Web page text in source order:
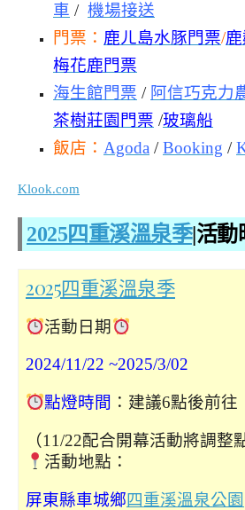
車 / 機場接送
門票： 鹿ㄦ島水豚門票/
梅花鹿門票
海生館門票 / 阿信巧克力
茶樹莊園門票 /玻璃船
飯店： Agoda /Booking /
Klook.com
2025四重溪溫泉季|活動
2025四重溪溫泉季
活動日期
2024/11/22 ~2025/3/02
點燈時間 ：建議6點後前往
（11/22配合開幕活動將調整
活動地點：
屏東縣車城鄉四重溪溫泉公園